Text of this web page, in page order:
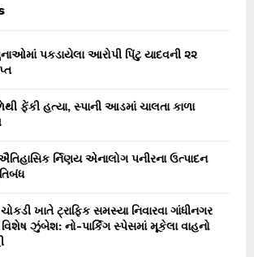
પકડાયેલા આરોપી પિંટુ યાદવની ૨૨
ફેંકી હત્યા, સ્પાની આડમાં ચાલતા કાળા
ર્નિણય એનાલોગ પનીરના ઉત્પાદન
ખાતે ટ્રાફિક સમસ્યા નિવારવા ગાંધીનગર
વિશેષ ઝુંબેશ: નો-પાર્કિંગ સ્પેસમાં મૂકેલા વાહનો